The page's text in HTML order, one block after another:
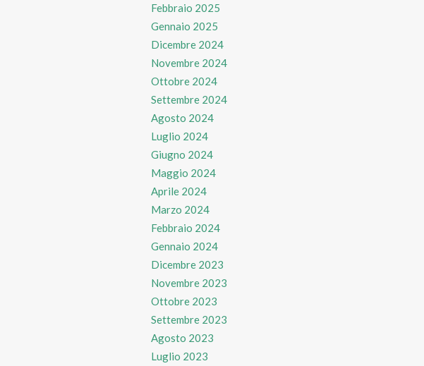
Febbraio 2025
Gennaio 2025
Dicembre 2024
Novembre 2024
Ottobre 2024
Settembre 2024
Agosto 2024
Luglio 2024
Giugno 2024
Maggio 2024
Aprile 2024
Marzo 2024
Febbraio 2024
Gennaio 2024
Dicembre 2023
Novembre 2023
Ottobre 2023
Settembre 2023
Agosto 2023
Luglio 2023